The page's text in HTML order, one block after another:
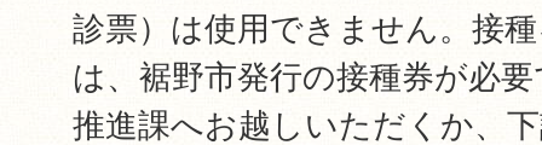
診票）は使用できません。接
は、裾野市発行の接種券が必
推進課へお越しいただくか、